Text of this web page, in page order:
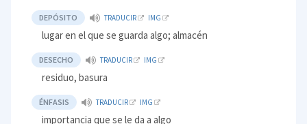
DEPÓSITO TRADUCIR IMG
lugar en el que se guarda algo; almacén
DESECHO TRADUCIR IMG
residuo, basura
ÉNFASIS TRADUCIR IMG
importancia que se le da a algo